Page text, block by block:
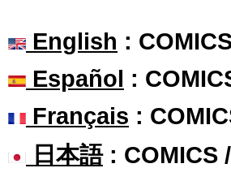
English :
Español :
Français :
日本語: COMICS